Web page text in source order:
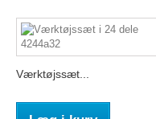
Værktøjssæt...